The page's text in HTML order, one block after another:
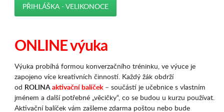
PŘIHLÁŠKA - VELIKONOCE
_
ONLINE výuka
Výuka probíhá formou konverzačního tréninku, ve výuce je
zapojeno více kreativních činností. Každý žák obdrží
od ROLINAaktivační balíček– součástí je učebnice s vlastním
jménem a další potřebné „věcičky“, co se budou u kurzu používat.
Aktivační balíček vám zašleme zdarma poštou nebo bude